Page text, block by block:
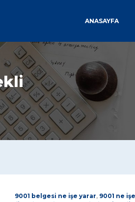
ANASAYFA
9001 belgesi ne işe yarar, 9001 ne